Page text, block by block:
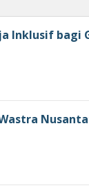
Inklusif bagi